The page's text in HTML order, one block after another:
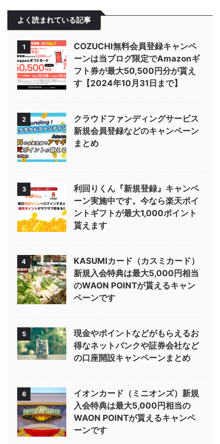
よく読まれている記事
1
COZUCHI無料会員登録キャンペ
ーンは当ブログ限定でAmazonギ
フト券が最大50,500円分が貰え
す【2024年10月31日まで】
2
クラウドファンディングサービス
新規会員登録などのキャンペーン
まとめ
3
利回りくん『新規登録』キャンペ
ーン実施中です。今なら楽天ポイ
ントギフトが最大1,000ポイント
貰えます
4
KASUMIカード（カスミカード）
新規入会特典は最大5,000円相当
のWAON POINTが貰えるキャン
ペーンです
5
現金やポイントなどがもらえるお
得なネットバンクや証券会社など
の口座開設キャンペーンまとめ
6
イオンカード（ミニオンズ）新規
入会特典は最大5,000円相当の
WAON POINTが貰えるキャンペ
ーンです